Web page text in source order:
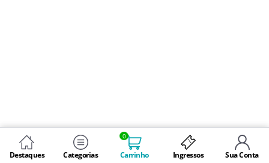
Destaques Categorias
0
Carrinho Ingressos Sua Conta